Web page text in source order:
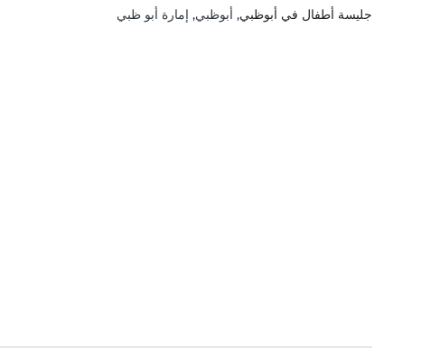
جليسة أطفال في أبوظبي, أبوظبي, إمارة أبو ظبي